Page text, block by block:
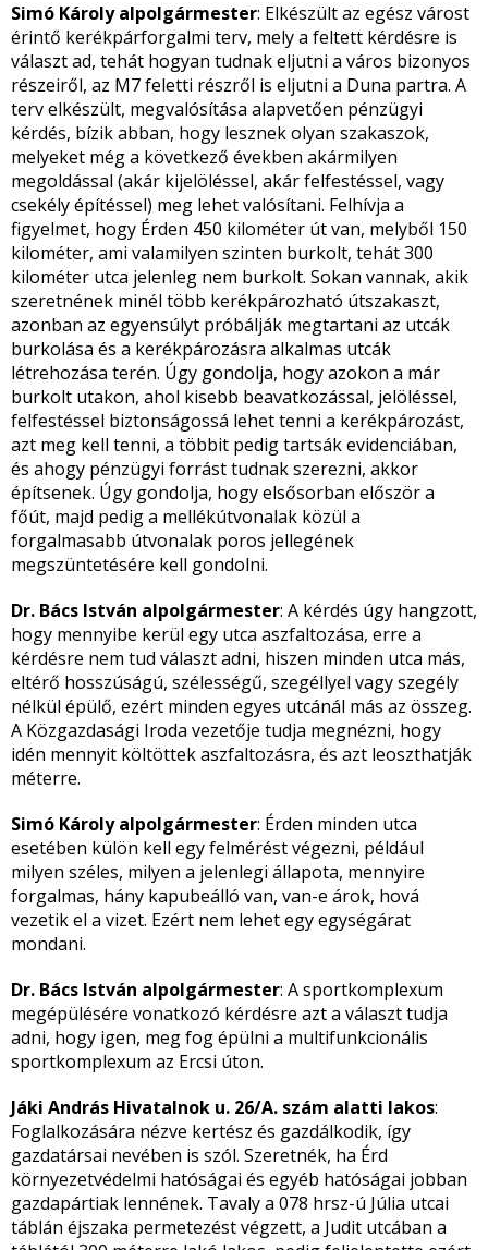
Simó Károly alpolgármester: Elkészült az egész várost
érintő kerékpárforgalmi terv, mely a feltett kérdésre is
választ ad, tehát hogyan tudnak eljutni a város bizonyos
részeiről, az M7 feletti részről is eljutni a Duna partra. A
terv elkészült, megvalósítása alapvetően pénzügyi
kérdés, bízik abban, hogy lesznek olyan szakaszok,
melyeket még a következő években akármilyen
megoldással (akár kijelöléssel, akár felfestéssel, vagy
csekély építéssel) meg lehet valósítani. Felhívja a
figyelmet, hogy Érden 450 kilométer út van, melyből 150
kilométer, ami valamilyen szinten burkolt, tehát 300
kilométer utca jelenleg nem burkolt. Sokan vannak, akik
szeretnének minél több kerékpározható útszakaszt,
azonban az egyensúlyt próbálják megtartani az utcák
burkolása és a kerékpározásra alkalmas utcák
létrehozása terén. Úgy gondolja, hogy azokon a már
burkolt utakon, ahol kisebb beavatkozással, jelöléssel,
felfestéssel biztonságossá lehet tenni a kerékpározást,
azt meg kell tenni, a többit pedig tartsák evidenciában,
és ahogy pénzügyi forrást tudnak szerezni, akkor
építsenek. Úgy gondolja, hogy elsősorban először a
főút, majd pedig a mellékútvonalak közül a
forgalmasabb útvonalak poros jellegének
megszüntetésére kell gondolni.
Dr. Bács István alpolgármester: A kérdés úgy hangzott,
hogy mennyibe kerül egy utca aszfaltozása, erre a
kérdésre nem tud választ adni, hiszen minden utca más,
eltérő hosszúságú, szélességű, szegéllyel vagy szegély
nélkül épülő, ezért minden egyes utcánál más az összeg.
A Közgazdasági Iroda vezetője tudja megnézni, hogy
idén mennyit költöttek aszfaltozásra, és azt leoszthatják
méterre.
Simó Károly alpolgármester: Érden minden utca
esetében külön kell egy felmérést végezni, például
milyen széles, milyen a jelenlegi állapota, mennyire
forgalmas, hány kapubeálló van, van-e árok, hová
vezetik el a vizet. Ezért nem lehet egy egységárat
mondani.
Dr. Bács István alpolgármester: A sportkomplexum
megépülésére vonatkozó kérdésre azt a választ tudja
adni, hogy igen, meg fog épülni a multifunkcionális
sportkomplexum az Ercsi úton.
Jáki András Hivatalnok u. 26/A. szám alatti lakos:
Foglalkozására nézve kertész és gazdálkodik, így
gazdatársai nevében is szól. Szeretnék, ha Érd
környezetvédelmi hatóságai és egyéb hatóságai jobban
gazdapártiak lennének. Tavaly a 078 hrsz-ú Júlia utcai
táblán éjszaka permetezést végzett, a Judit utcában a